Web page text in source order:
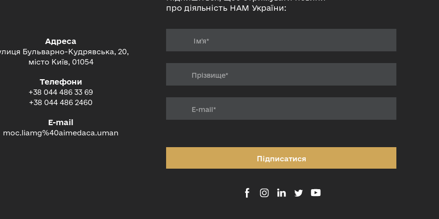
Адреса
Бульварно-Кудрявська, 20,
місто Київ, 01054
Телефони
+38 044 486 33 69
+38 044 486 2460
E-mail
moc.liamg%40aimedaca.uman
про діяльність НАМ України:
Підписатися